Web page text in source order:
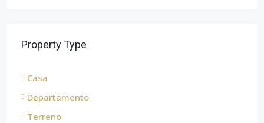
Property Type
Casa
Departamento
Terreno